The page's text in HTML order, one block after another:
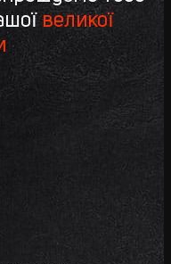
великої